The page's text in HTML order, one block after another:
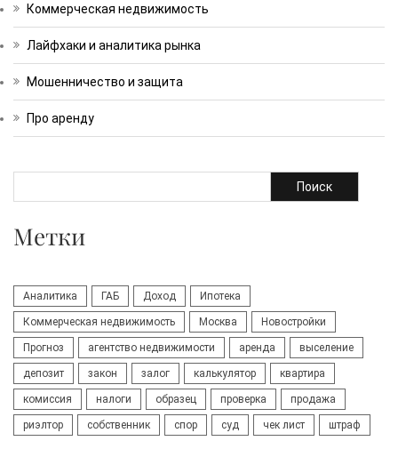
Коммерческая недвижимость
Лайфхаки и аналитика рынка
Мошенничество и защита
Про аренду
Поиск
Метки
Аналитика ГАБ Доход Ипотека
Коммерческая недвижимость Москва Новостройки
Прогноз агентство недвижимости аренда выселение
депозит закон залог калькулятор квартира
комиссия налоги образец проверка продажа
риэлтор собственник спор суд чек лист штраф